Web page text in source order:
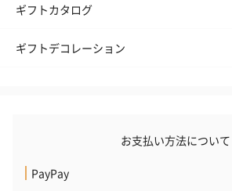
ギフトカタログ
ギフトデコレーション
お支払い方法について
PayPay